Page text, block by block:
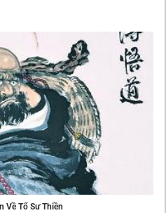
Về Tổ Sư Thiền